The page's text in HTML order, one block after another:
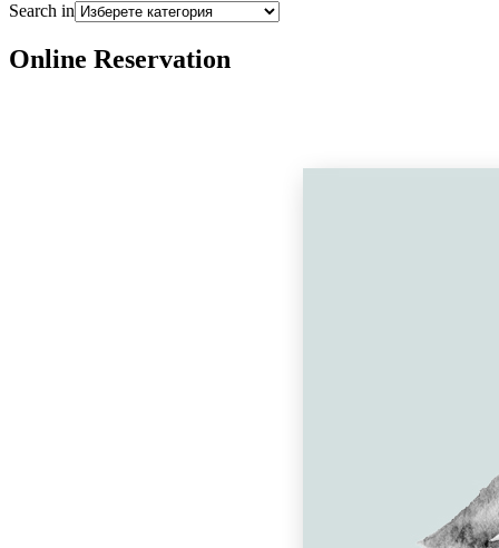
Search in
Online Reservation